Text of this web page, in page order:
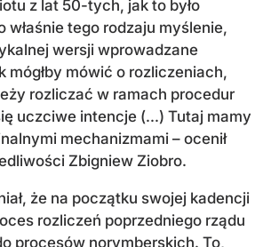
z lat 50-tych, jak to było
właśnie tego rodzaju myślenie,
wersji wprowadzane
mógłby mówić o rozliczeniach,
rozliczać w ramach procedur
uczciwe intencje (...) Tutaj mamy
mechanizmami – ocenił
Zbigniew Ziobro.
że na początku swojej kadencji
rozliczeń poprzedniego rządu
procesów norymberskich. To,